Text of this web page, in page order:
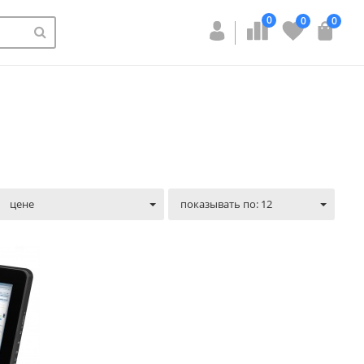
0 0 0
цене показывать по: 12